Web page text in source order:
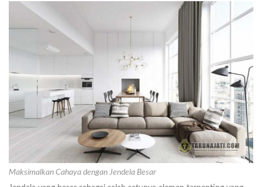
Maksimalkan Cahaya dengan Jendela Besar